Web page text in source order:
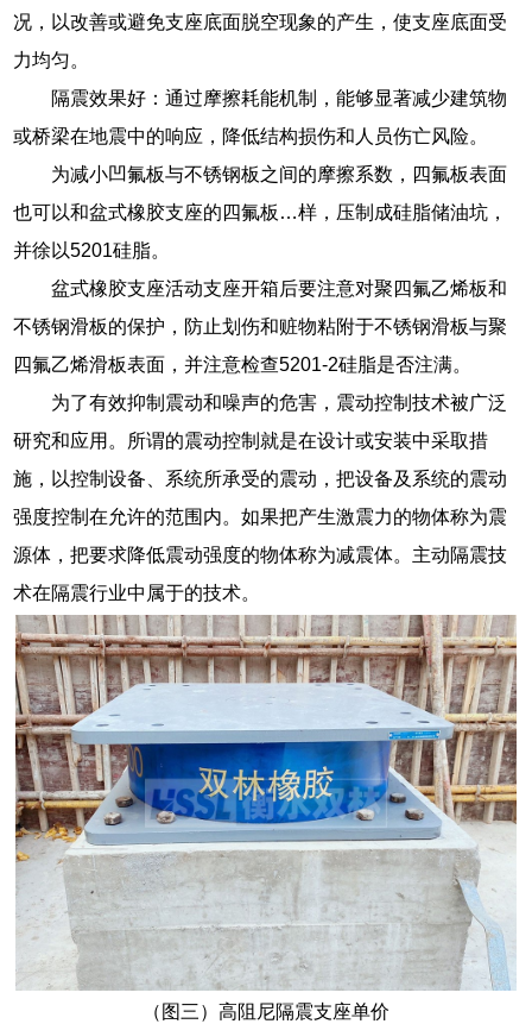
况，以改善或避免支座底面脱空现象的产生，使支座底面受
力均匀。
隔震效果好：通过摩擦耗能机制，能够显著减少建筑物
或桥梁在地震中的响应，降低结构损伤和人员伤亡风险。
为减小凹氟板与不锈钢板之间的摩擦系数，四氟板表面
也可以和盆式橡胶支座的四氟板…样，压制成硅脂储油坑，
并徐以5201硅脂。
盆式橡胶支座活动支座开箱后要注意对聚四氟乙烯板和
不锈钢滑板的保护，防止划伤和赃物粘附于不锈钢滑板与聚
四氟乙烯滑板表面，并注意检查5201-2硅脂是否注满。
为了有效抑制震动和噪声的危害，震动控制技术被广泛
研究和应用。所谓的震动控制就是在设计或安装中采取措
施，以控制设备、系统所承受的震动，把设备及系统的震动
强度控制在允许的范围内。如果把产生激震力的物体称为震
源体，把要求降低震动强度的物体称为减震体。主动隔震技
术在隔震行业中属于的技术。
（图三）高阻尼隔震支座单价